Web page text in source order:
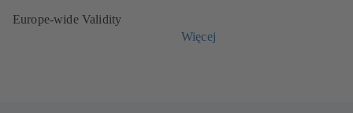
Europe-wide Validity
Więcej